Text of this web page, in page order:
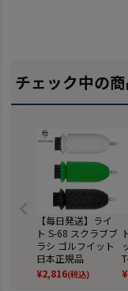
チェック中の
【毎日発送】ライ
ト S-68 スクラブブ
ラシ ゴルフイット
日本正規品
¥2,816(税込) ¥